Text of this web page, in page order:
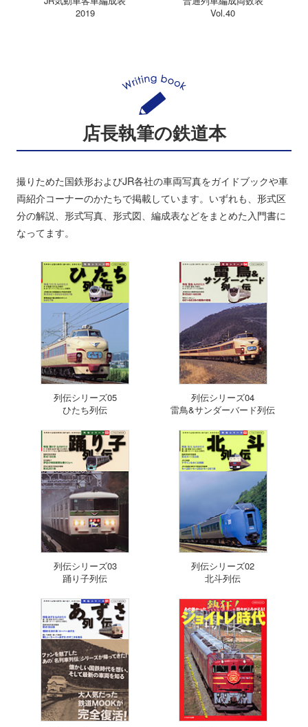
2019
Vol.40
店長執筆の鉄道本
撮りためた国鉄形およびJR各社の車両写真をガイドブックや車
両紹介コーナーのかたちで掲載しています。いずれも、形式区
分の解説、形式写真、形式図、編成表などをまとめた入門書に
なってます。
列伝シリーズ05
ひたち列伝
列伝シリーズ04
雷鳥&サンダーバード列伝
列伝シリーズ03
踊り子列伝
列伝シリーズ02
北斗列伝